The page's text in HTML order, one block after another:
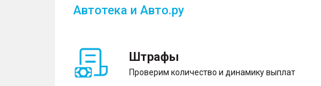
Автотека и Авто.ру
Штрафы
Проверим количество и динамику выплат